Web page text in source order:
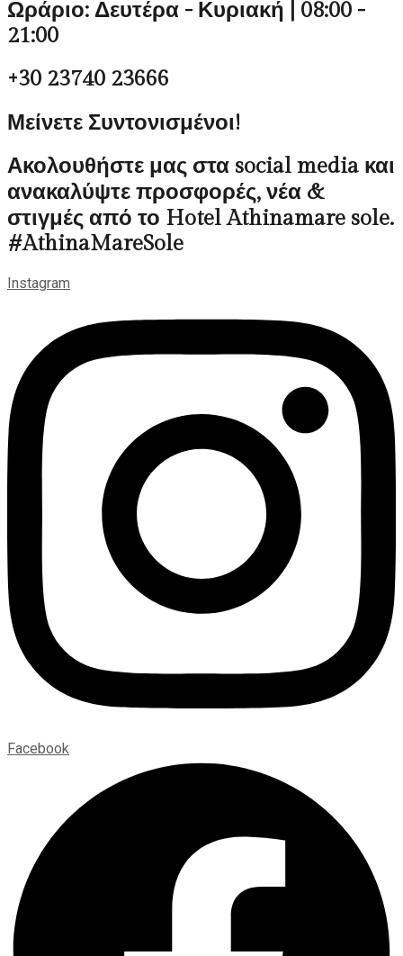
Ωράριο: Δευτέρα - Κυριακή | 08:00 -
21:00
+30 23740 23666
Μείνετε Συντονισμένοι!
Ακολουθήστε μας στα social media και
ανακαλύψτε προσφορές, νέα &
στιγμές από το Hotel Athinamare sole.
#AthinaMareSole
Instagram
Facebook